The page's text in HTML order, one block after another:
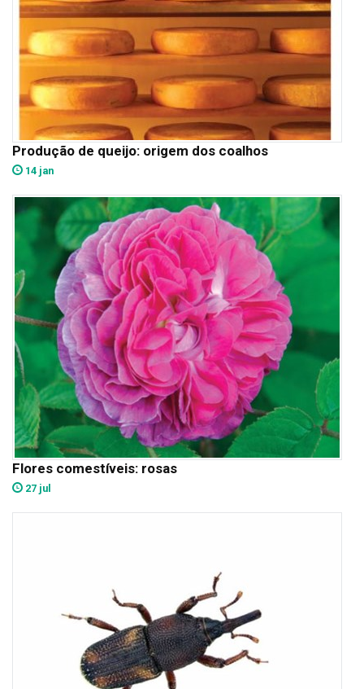
Produção de queijo: origem dos coalhos
14 jan
Flores comestíveis: rosas
27 jul